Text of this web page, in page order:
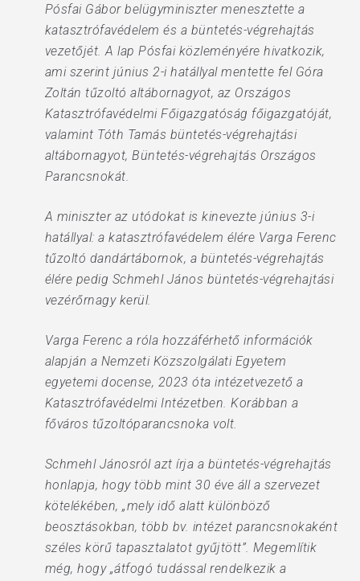
Pósfai Gábor belügyminiszter menesztette a
katasztrófavédelem és a büntetés-végrehajtás
vezetőjét. A lap Pósfai közleményére hivatkozik,
ami szerint június 2-i hatállyal mentette fel Góra
Zoltán tűzoltó altábornagyot, az Országos
Katasztrófavédelmi Főigazgatóság főigazgatóját,
valamint Tóth Tamás büntetés-végrehajtási
altábornagyot, Büntetés-végrehajtás Országos
Parancsnokát.
A miniszter az utódokat is kinevezte június 3-i
hatállyal: a katasztrófavédelem élére Varga Ferenc
tűzoltó dandártábornok, a büntetés-végrehajtás
élére pedig Schmehl János büntetés-végrehajtási
vezérőrnagy kerül.
Varga Ferenc a róla hozzáférhető információk
alapján a Nemzeti Közszolgálati Egyetem
egyetemi docense, 2023 óta intézetvezető a
Katasztrófavédelmi Intézetben. Korábban a
főváros tűzoltóparancsnoka volt.
Schmehl Jánosról azt írja a büntetés-végrehajtás
honlapja, hogy több mint 30 éve áll a szervezet
kötelékében, „mely idő alatt különböző
beosztásokban, több bv. intézet parancsnokaként
széles körű tapasztalatot gyűjtött”. Megemlítik
még, hogy „átfogó tudással rendelkezik a